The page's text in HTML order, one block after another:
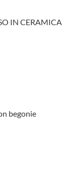
IN CERAMICA
begonie